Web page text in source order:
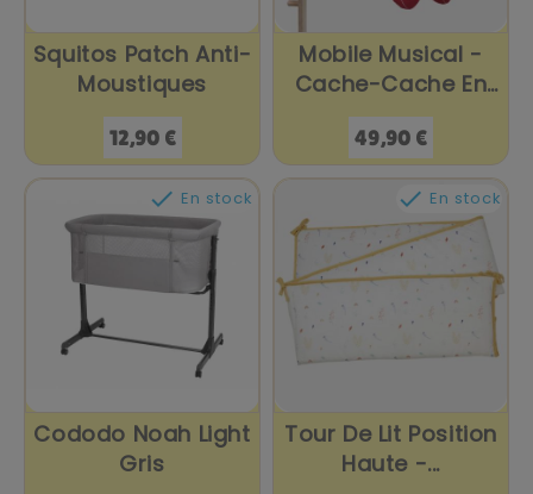
Squitos Patch Anti-
Moustiques
Prix
12,90 €
Mobile Musical -
Cache-Cache En
Forêt
Prix
49,90 €
 En stock
Cododo Noah Light
Gris
 En stock
Tour De Lit Position
Haute -...